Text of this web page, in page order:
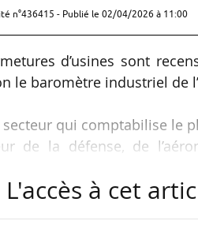
n°436415 - Publié le 02/04/2026 à 11:00
d’usines sont
le baromètre industriel de
secteur qui comptabilise le
de la défense, de
L'accès à cet